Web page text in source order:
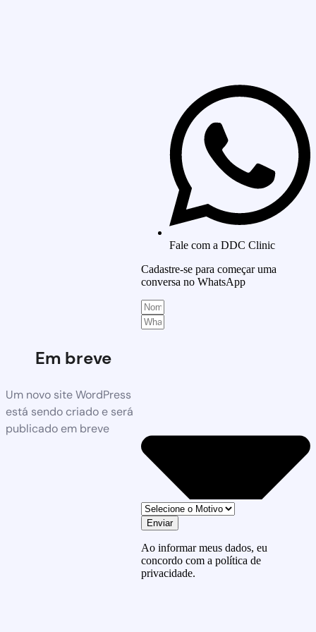
Em breve
Um novo site WordPress
está sendo criado e será
publicado em breve
Fale com a DDC Clinic
Cadastre-se para começar uma
conversa no WhatsApp
Enviar
Ao informar meus dados, eu
concordo com a política de
privacidade.